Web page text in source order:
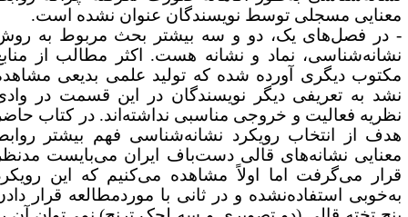
مسجلی توسط نویسندگان عنوان نشده است.
در فصل‌های یک، دو و سه بیشتر بحث مربوط به روش
نماد و نشانه هست. اکثر مطالب از منابع
دیگری آورده شده که تولید علمی بدیعی مشاهده
به تعریفی دیگر نویسندگان در این قسمت در وادی
فعالیت و خروجی مناسبی نداشته‌اند. در کتاب حاضر
از انتخاب رویکرد نشانه‌شناسی فهم بیشتر روابط
نشانه‌های قالی دست‌باف ایران می‌بایست مدنظر
می‌گرفت اما اولاً مشاهده می‌کنیم که این رویکرد
استفاده‌نشده و در ثانی با موردمطالعه قرار دادن